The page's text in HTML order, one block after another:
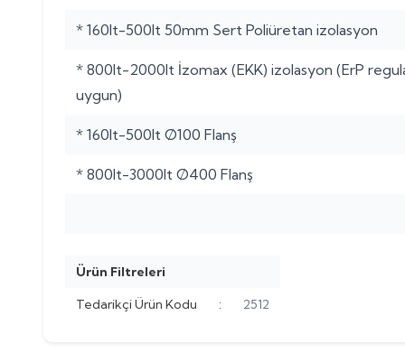
* 160lt-500lt 50mm Sert Poliüretan izolasyon
* 800lt-2000lt İzomax (EKK) izolasyon (ErP
uygun)
* 160lt-500lt Ø100 Flanş
* 800lt-3000lt Ø400 Flanş
Ürün Filtreleri
Tedarikçi Ürün Kodu
: 2512